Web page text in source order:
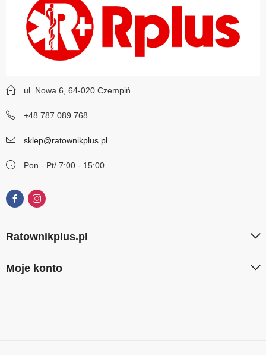
ul. Nowa 6, 64-020 Czempiń
+48 787 089 768
sklep@ratownikplus.pl
Pon - Pt/ 7:00 - 15:00
Ratownikplus.pl
Moje konto